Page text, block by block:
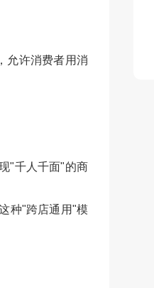
允许消费者用消
"千人千面"的商
种"跨店通用"模